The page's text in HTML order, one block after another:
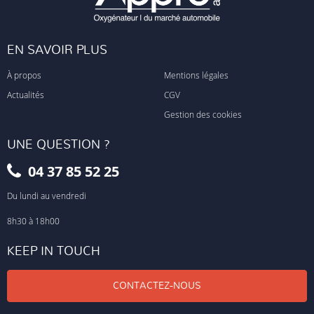
EN SAVOIR PLUS
À propos
Actualités
Mentions légales
CGV
Gestion des cookies
UNE QUESTION ?
04 37 85 52 25
Du lundi au vendredi
8h30 à 18h00
KEEP IN TOUCH
CONTACTEZ-NOUS